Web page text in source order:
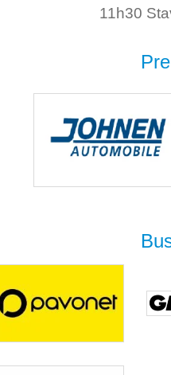
11h30